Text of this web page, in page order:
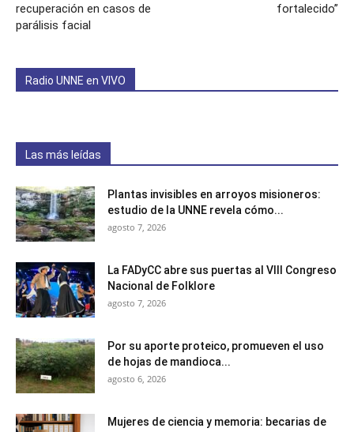
recuperación en casos de
parálisis facial
fortalecido”
Radio UNNE en VIVO
Las más leídas
Plantas invisibles en arroyos misioneros:
estudio de la UNNE revela cómo...
agosto 7, 2026
La FADyCC abre sus puertas al VIII Congreso
Nacional de Folklore
agosto 7, 2026
Por su aporte proteico, promueven el uso
de hojas de mandioca...
agosto 6, 2026
Mujeres de ciencia y memoria: becarias de